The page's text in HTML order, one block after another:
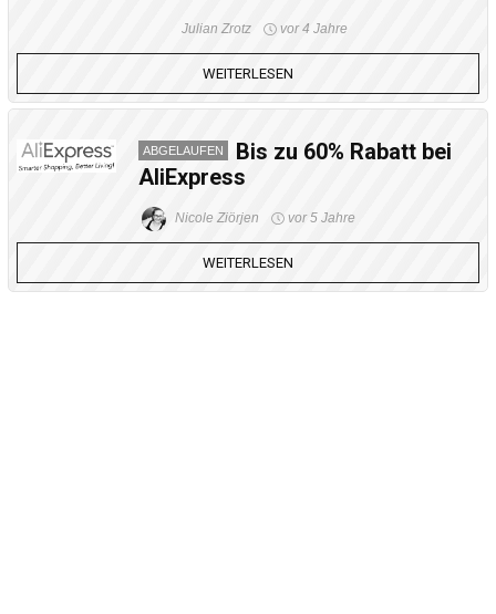
Julian Zrotz vor 4 Jahre
WEITERLESEN
ABGELAUFEN
Bis zu 60% Rabatt bei
AliExpress
Nicole Ziörjen vor 5 Jahre
WEITERLESEN